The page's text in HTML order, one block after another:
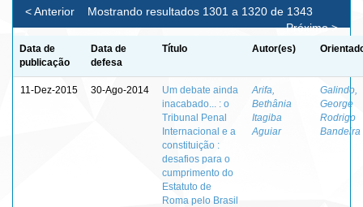
Mostrando resultados 1301 a 1320 de 1343
< Anterior
Próximo >
Data de
publicação
Data de
defesa
Título Autor(es)
11-Dez-2015 30-Ago-2014
Um debate ainda
inacabado... : o
Tribunal Penal
Internacional e a
constituição :
desafios para o
cumprimento do
Estatuto de
Roma pelo Brasil
Arifa,
Bethânia
Itagiba
Aguiar
Galindo,
George
Rodrigo
Bandeira